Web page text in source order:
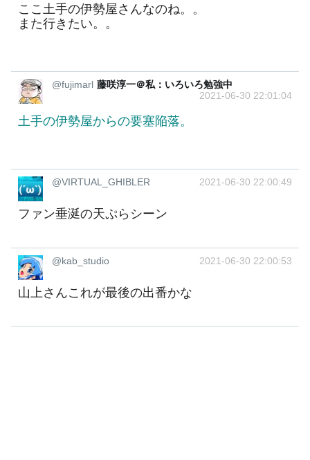
ここ土手の伊勢屋さんなのね。。
また行きたい。。
@fujimarl 藤咲淳一＠私：いろいろ勉強中
2021-06-30 22:01:04
土手の伊勢屋からの要塞陥落。
@VIRTUAL_GHIBLER 2021-06-30 22:00:49
ファン垂涎の天ぷらシーン
@kab_studio 2021-06-30 22:00:53
山上さんこれが最後の出番かな